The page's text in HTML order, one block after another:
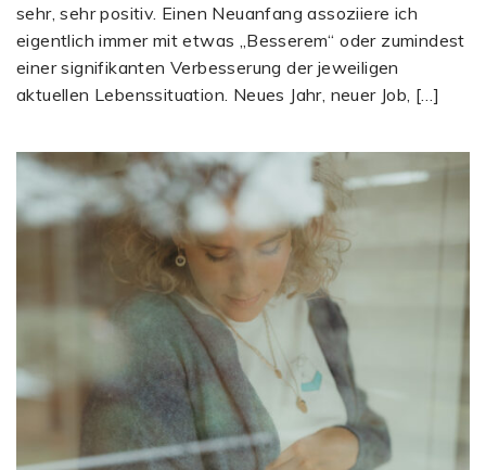
sehr, sehr positiv. Einen Neuanfang assoziiere ich
eigentlich immer mit etwas „Besserem“ oder zumindest
einer signifikanten Verbesserung der jeweiligen
aktuellen Lebenssituation. Neues Jahr, neuer Job, […]